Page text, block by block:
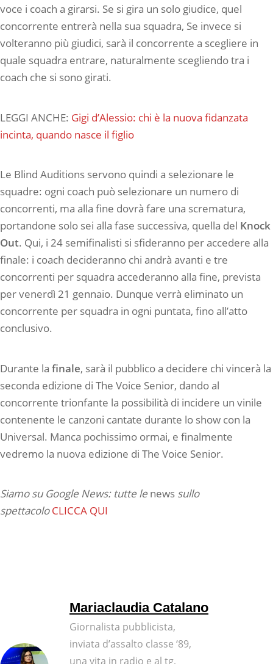
voce i coach a girarsi. Se si gira un solo giudice, quel
concorrente entrerà nella sua squadra, Se invece si
volteranno più giudici, sarà il concorrente a scegliere in
quale squadra entrare, naturalmente scegliendo tra i
coach che si sono girati.
LEGGI ANCHE: Gigi d’Alessio: chi è la nuova fidanzata
incinta, quando nasce il figlio
Le Blind Auditions servono quindi a selezionare le
squadre: ogni coach può selezionare un numero di
concorrenti, ma alla fine dovrà fare una scrematura,
portandone solo sei alla fase successiva, quella del Knock
Out. Qui, i 24 semifinalisti si sfideranno per accedere alla
finale: i coach decideranno chi andrà avanti e tre
concorrenti per squadra accederanno alla fine, prevista
per venerdì 21 gennaio. Dunque verrà eliminato un
concorrente per squadra in ogni puntata, fino all’atto
conclusivo.
Durante la finale, sarà il pubblico a decidere chi vincerà la
seconda edizione di The Voice Senior, dando al
concorrente trionfante la possibilità di incidere un vinile
contenente le canzoni cantate durante lo show con la
Universal. Manca pochissimo ormai, e finalmente
vedremo la nuova edizione di The Voice Senior.
Siamo su Google News: tutte le news sullo
spettacoloCLICCA QUI
Mariaclaudia Catalano
Giornalista pubblicista,
inviata d’assalto classe ‘89,
una vita in radio e al tg,